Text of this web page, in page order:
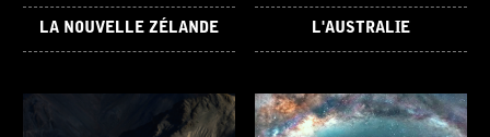
LA NOUVELLE ZÉLANDE L'AUSTRALIE